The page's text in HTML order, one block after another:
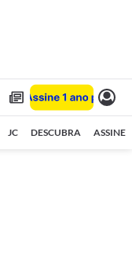
JC DESCUBRA ASSINE